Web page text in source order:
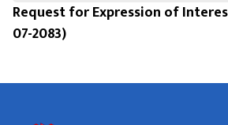
Request for Expression of Interest
07-2083)